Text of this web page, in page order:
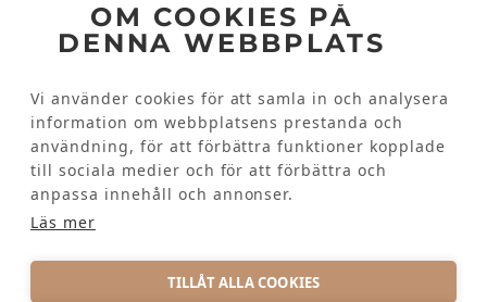
OM COOKIES PÅ
DENNA WEBBPLATS
Vi använder cookies för att samla in och analysera
information om webbplatsens prestanda och
användning, för att förbättra funktioner kopplade
till sociala medier och för att förbättra och
anpassa innehåll och annonser.
Läs mer
TILLÅT ALLA COOKIES
Följ oss
Instagram
Kundinformation
Kontakta oss
Vanliga frågor